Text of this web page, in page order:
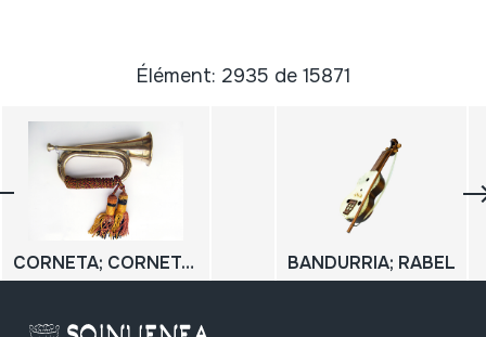
Élément: 2935 de 15871
CORNETA; CORNETA DE LA GUARDIA BRITANICA BANDURRIA; RABEL